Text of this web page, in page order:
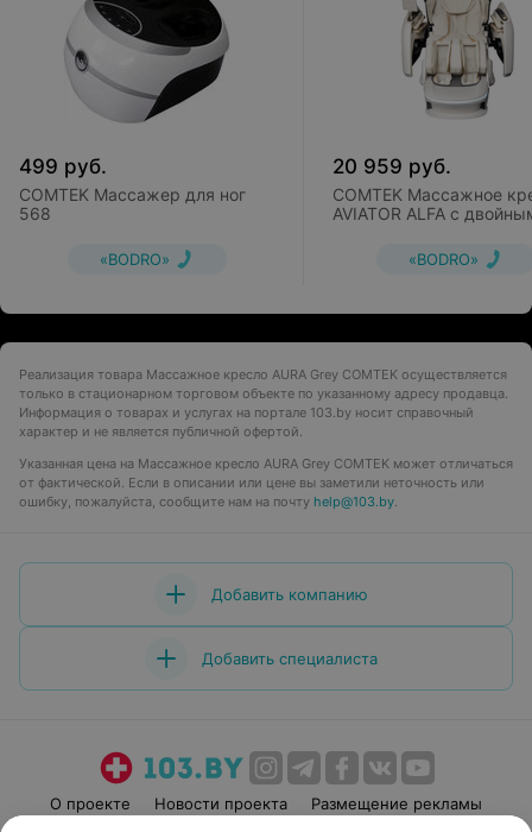
499 руб.
COMTEK Массажер для ног
568
«BODRO»
20 959 руб.
COMTEK Массажное
AVIATOR ALFA с
механизмом«BODRO»
Реализация товара Массажное кресло AURA Grey COMTEK осуществляется
только в стационарном торговом объекте по указанному адресу продавца.
Информация о товарах и услугах на портале 103.by носит справочный
характер и не является публичной офертой.
Указанная цена на Массажное кресло AURA Grey COMTEK может отличаться
от фактической. Если в описании или цене вы заметили неточность или
ошибку, пожалуйста, сообщите нам на почту help@103.by.
Добавить компанию
Добавить специалиста
О проекте Новости проекта
Размещение рекламы